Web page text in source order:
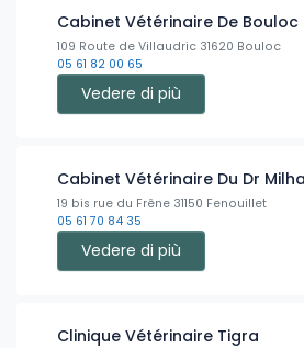
Cabinet Vétérinaire De Bouloc
109 Route de Villaudric 31620 Bouloc
05 61 82 00 65
Vedere di più
Cabinet Vétérinaire Du Dr
19 bis rue du Frêne 31150 Fenouillet
05 61 70 84 35
Vedere di più
Clinique Vétérinaire Tigra